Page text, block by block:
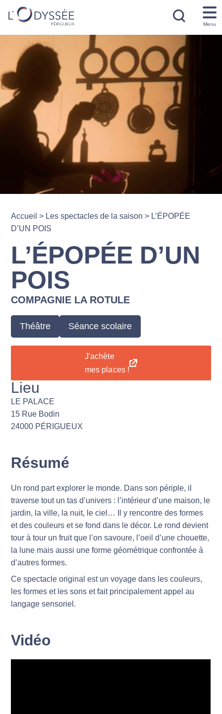
Menu
Accueil > Les spectacles de la saison > L’ÉPOPÉE
D’UN POIS
L’ÉPOPÉE D’UN
POIS
COMPAGNIE LA ROTULE
Théâtre Séance scolaire
J'achète
mes places !
Lieu
LE PALACE
15 Rue Bodin
24000 PÉRIGUEUX
Résumé
Un rond part explorer le monde. Dans son périple, il
traverse tout un tas d’univers : l’intérieur d’une maison, le
jardin, la ville, la nuit, le ciel… Il y rencontre des formes
et des couleurs et se fond dans le décor. Le rond devient
tour à tour un fruit que l’on savoure, l’oeil d’une chouette,
la lune mais aussi une forme géométrique confrontée à
d’autres formes.
Ce spectacle original est un voyage dans les couleurs,
les formes et les sons et fait principalement appel au
langage sensoriel.
Vidéo